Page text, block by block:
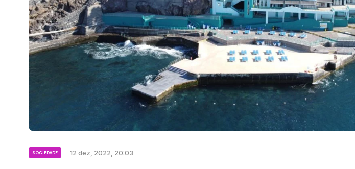
SOCIEDADE 12 dez, 2022, 20:03